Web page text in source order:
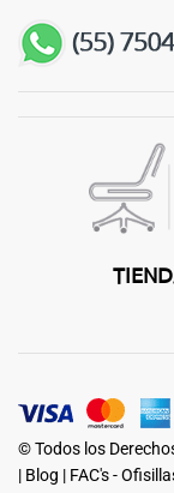
© Todos los
| Blog | FAC's -